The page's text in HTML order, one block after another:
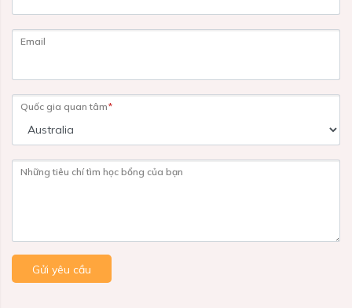
Email
Quốc gia quan tâm*
Những tiêu chí tìm học bổng của bạn
Gửi yêu cầu